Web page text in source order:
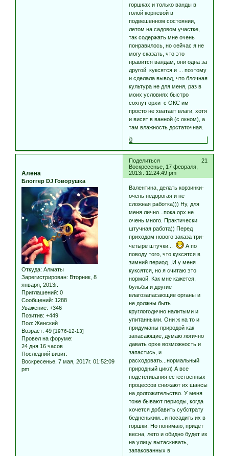
горшках и только ванды в
голой корневой в
подвешенном состоянии,
летом на садовом участке,
так содержать мне очень
понравилось, но сейчас я не
могу сказать, что это
нравится вандам, они одна за
другой куксятся и ... поэтому
и сделала вывод, что блочная
культура не для меня, раз в
моих условиях быстро
сохнут орхи с ОКС им
просто не хватает влаги, хотя
и висят в ванной (с окном), а
там влажность достаточная.
0
Поделиться
21
Воскресенье, 17 февраля,
2013г. 12:24:49 pm
Алена
Блоггер DJ Говорушка
Откуда: Алматы
Зарегистрирован: Вторник, 8
января, 2013г.
Приглашений: 0
Сообщений: 1288
Уважение: +346
Позитив: +449
Пол: Женский
Возраст: 49 [1976-12-13]
Провел на форуме:
24 дня 16 часов
Последний визит:
Воскресенье, 7 мая, 2017г. 01:52:09
pm
Валентина, делать корзинки-
очень недорогая и не
сложная работка))) Ну, для
меня лично...пока орх не
очень много. Практически
штучная работа)) Перед
приходом нового заказа три-
четыре штучки...
А по
поводу того, что куксятся в
зимний период...И у меня
куксятся, но я считаю это
нормой. Как мне кажется,
бульбы и другие
влагозапасающие органы и
не должны быть
круглогодично налитыми и
упитанными. Они ж на то и
придуманы природой как
запасающие, думаю логично
давать орхе возможность и
запастись, и
расходовать...нормальный
природный цикл) А все
подстегивания естественных
процессов снижают их шансы
на долгожительство. У меня
тоже бывают периоды, когда
хочется добавить субстрату
бедненьким...и посадить их в
горшки. Но понимаю, придет
весна, лето и обидно будет их
на улицу вытаскивать,
запакованных в